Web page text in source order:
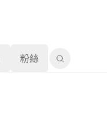
粉絲